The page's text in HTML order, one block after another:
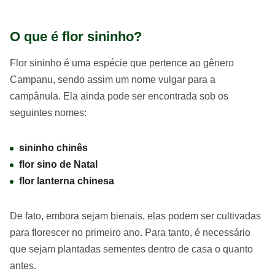
O que é flor sininho?
Flor sininho é uma espécie que pertence ao gênero
Campanu, sendo assim um nome vulgar para a
campânula. Ela ainda pode ser encontrada sob os
seguintes nomes:
sininho chinês
flor sino de Natal
flor lanterna chinesa
De fato, embora sejam bienais, elas podem ser cultivadas
para florescer no primeiro ano. Para tanto, é necessário
que sejam plantadas sementes dentro de casa o quanto
antes.